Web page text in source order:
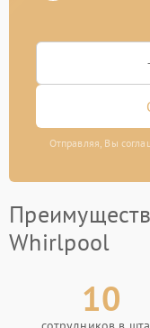
Отправляя, Вы
Whirlpool
10